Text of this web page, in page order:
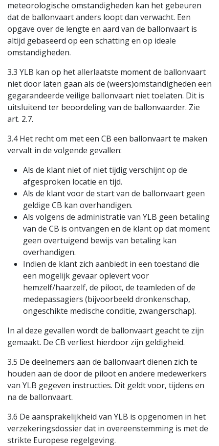
meteorologische omstandigheden kan het gebeuren
dat de ballonvaart anders loopt dan verwacht. Een
opgave over de lengte en aard van de ballonvaart is
altijd gebaseerd op een schatting en op ideale
omstandigheden.
3.3 YLB kan op het allerlaatste moment de ballonvaart
niet door laten gaan als de (weers)omstandigheden een
gegarandeerde veilige ballonvaart niet toelaten. Dit is
uitsluitend ter beoordeling van de ballonvaarder. Zie
art. 2.7.
3.4 Het recht om met een CB een ballonvaart te maken
vervalt in de volgende gevallen:
Als de klant niet of niet tijdig verschijnt op de
afgesproken locatie en tijd.
Als de klant voor de start van de ballonvaart geen
geldige CB kan overhandigen.
Als volgens de administratie van YLB geen betaling
van de CB is ontvangen en de klant op dat moment
geen overtuigend bewijs van betaling kan
overhandigen.
Indien de klant zich aanbiedt in een toestand die
een mogelijk gevaar oplevert voor
hemzelf/haarzelf, de piloot, de teamleden of de
medepassagiers (bijvoorbeeld dronkenschap,
ongeschikte medische conditie, zwangerschap).
In al deze gevallen wordt de ballonvaart geacht te zijn
gemaakt. De CB verliest hierdoor zijn geldigheid.
3.5 De deelnemers aan de ballonvaart dienen zich te
houden aan de door de piloot en andere medewerkers
van YLB gegeven instructies. Dit geldt voor, tijdens en
na de ballonvaart.
3.6 De aansprakelijkheid van YLB is opgenomen in het
verzekeringsdossier dat in overeenstemming is met de
strikte Europese regelgeving.